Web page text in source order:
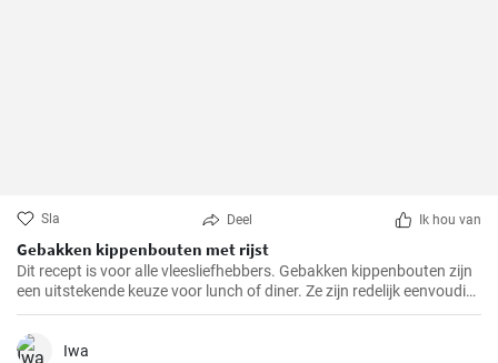
Sla Deel Ik hou van
Gebakken kippenbouten met rijst
Dit recept is voor alle vleesliefhebbers. Gebakken kippenbouten zijn
een uitstekende keuze voor lunch of diner. Ze zijn redelijk eenvoudig
te bereiden en het resultaat is altijd heerlijk.
Iwa